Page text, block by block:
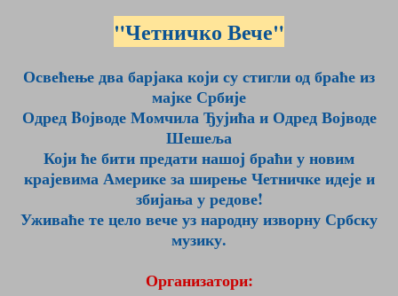
"Четничко Вече"
Освећење два барјака који су стигли од браће из
мајке Србије
Одред Boјводе Момчила Ђујића и Одред Војводе
Шешеља
Који ће бити предати нашој браћи у новим
крајевима Америке за ширење Четничке идеје и
збијања у редове!
Уживаће те цело вече уз народну изворну Србску
музику.
Организатори: